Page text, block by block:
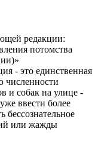
редакции:
потомства
- это единственная
численности
и собак на улице -
ввести более
бессознательное
или жажды